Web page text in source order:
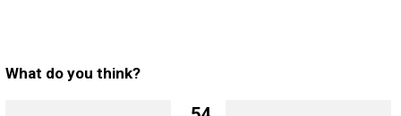
What do you think?